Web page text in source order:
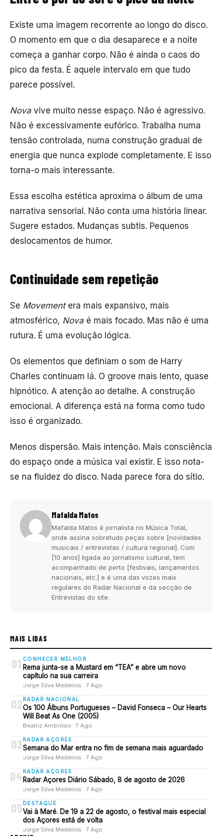
Existe uma imagem recorrente ao longo do disco.
O momento em que o dia desaparece e a noite
começa a ganhar corpo. Não é ainda o caos do
pico da festa. É aquele intervalo em que tudo
parece possível.
Nova vive muito nesse espaço. Não é agressivo.
Não é excessivamente eufórico. Trabalha numa
tensão controlada, numa construção gradual de
energia que nunca explode completamente. E isso
torna-o mais interessante.
Essa escolha estética aproxima o álbum de uma
narrativa sensorial. Não conta uma história linear.
Sugere estados. Mudanças subtis. Pequenos
deslocamentos de humor.
Continuidade sem repetição
Se Movementera mais expansivo, mais
atmosférico, Nova é mais focado. Mas não é uma
rutura. É uma evolução lógica.
Os elementos que definiam o som de Harry
Charles continuam lá. O groove mais lento, quase
hipnótico. A atenção ao detalhe. A construção
emocional. A diferença está na forma como tudo
isso é organizado.
Menos dispersão. Mais intenção. Mais consciência
do espaço onde a música vai existir. E isso nota-
se na fluidez do disco. Nada parece fora do sítio.
Mafalda Matos
Mafalda Matos é jornalista no Música Total,
onde assina sobretudo peças sobre [novidades
musicais / entrevistas / cultura regional]. Com
[10 anos] ligada ao jornalismo cultural, tem
acompanhado de perto [festivais, lançamentos
nacionais, etc.] e é uma das vozes mais
regulares do Radar Nacional e da secção de
Entrevistas do site.
MAIS LIDAS
01 CONHECER MELHOR
Rema junta-se a Mustard em “TEA” e abre um novo
capítulo na sua carreira
Jorge Silva Medeiros · 7 Ago
02 RADAR NACIONAL
Os 100 Álbuns Portugueses – David Fonseca – Our Hearts
Will Beat As One (2005)
Beatriz Ambrósio · 7 Ago
03 RADAR AÇORES
Semana do Mar entra no fim de semana mais aguardado
Jorge Silva Medeiros · 7 Ago
04RADAR AÇORES
Radar Açores Diário Sábado, 8 de agosto de 2026
Jorge Silva Medeiros · 7 Ago
05 DESTAQUE
Vai à Maré. De 19 a 22 de agosto, o festival mais especial
dos Açores está de volta
Jorge Silva Medeiros · 7 Ago